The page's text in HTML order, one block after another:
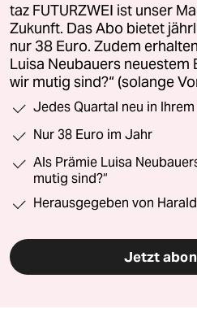
taz FUTURZWEI ist unser
Zukunft. Das Abo bietet
nur 38 Euro. Zudem
Luisa Neubauers neuestem
wir mutig sind?“ (solange
Jedes Quartal neu in
Nur 38 Euro im Jahr
Als Prämie Luisa
mutig sind?“
Herausgegeben von
Jetzt